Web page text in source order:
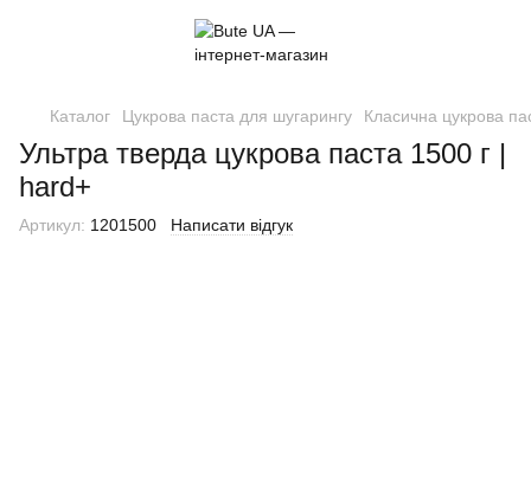
Каталог Цукрова паста для шугарингу Класична цукрова
Ультра тверда цукрова паста 1500 г |
hard+
Артикул: 1201500 Написати відгук